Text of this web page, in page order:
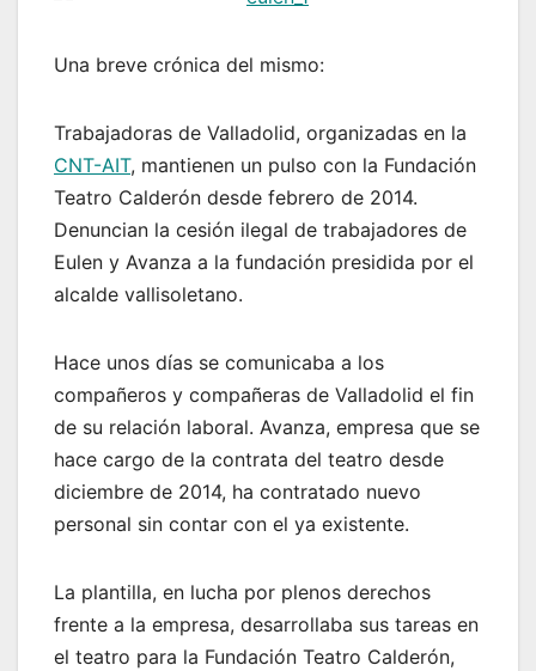
Una breve crónica del mismo:
Trabajadoras de Valladolid, organizadas en la
CNT-AIT, mantienen un pulso con la Fundación
Teatro Calderón desde febrero de 2014.
Denuncian la cesión ilegal de trabajadores de
Eulen y Avanza a la fundación presidida por el
alcalde vallisoletano.
Hace unos días se comunicaba a los
compañeros y compañeras de Valladolid el fin
de su relación laboral. Avanza, empresa que se
hace cargo de la contrata del teatro desde
diciembre de 2014, ha contratado nuevo
personal sin contar con el ya existente.
La plantilla, en lucha por plenos derechos
frente a la empresa, desarrollaba sus tareas en
el teatro para la Fundación Teatro Calderón,